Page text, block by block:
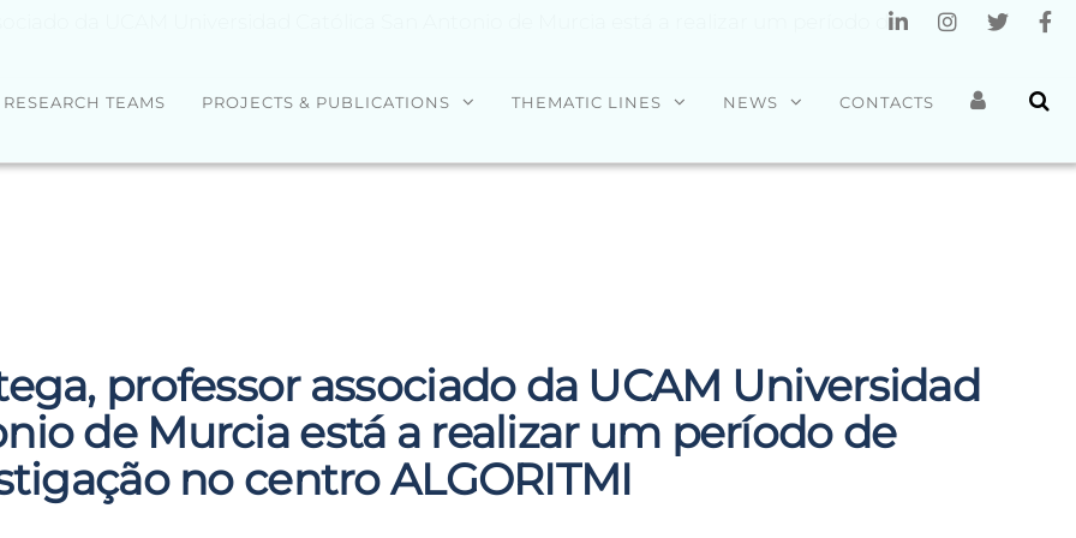
RESEARCH TEAMS PROJECTS & PUBLICATIONS THEMATIC LINES NEWS CONTACTS
da UCAM Universidad Católica San Antonio de Murcia está a realizar um período de
professor associado da UCAM Universidad
de Murcia está a realizar um período de
no centro ALGORITMI